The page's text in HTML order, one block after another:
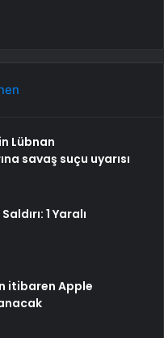
Lübnan
savaş suçu uyarısı
1 Yaralı
itibaren Apple